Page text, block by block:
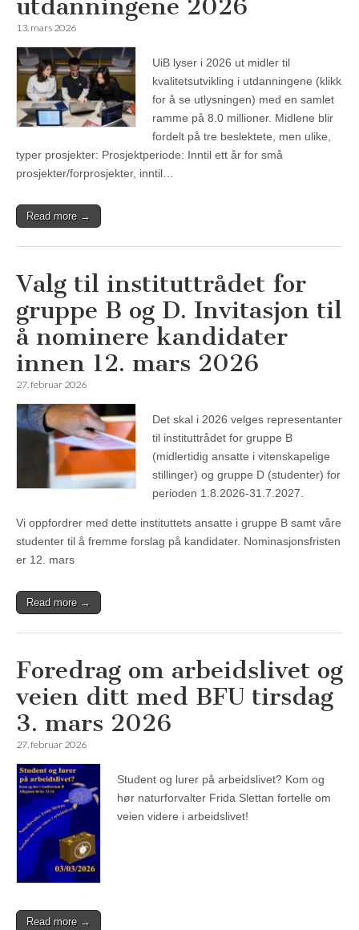
utdanningene 2026
13. mars 2026
UiB lyser i 2026 ut midler til
kvalitetsutvikling i utdanningene (klikk
for å se utlysningen) med en samlet
ramme på 8.0 millioner. Midlene blir
fordelt på tre beslektete, men ulike,
typer prosjekter: Prosjektperiode: Inntil ett år for små
prosjekter/forprosjekter, inntil…
Read more →
Valg til instituttrådet for
gruppe B og D. Invitasjon til
å nominere kandidater
innen 12. mars 2026
27. februar 2026
Det skal i 2026 velges representanter
til instituttrådet for gruppe B
(midlertidig ansatte i vitenskapelige
stillinger) og gruppe D (studenter) for
perioden 1.8.2026-31.7.2027.
Vi oppfordrer med dette instituttets ansatte i gruppe B samt våre
studenter til å fremme forslag på kandidater. Nominasjonsfristen
er 12. mars
Read more →
Foredrag om arbeidslivet og
veien ditt med BFU tirsdag
3. mars 2026
27. februar 2026
Student og lurer på arbeidslivet? Kom og
hør naturforvalter Frida Slettan fortelle om
veien videre i arbeidslivet!
Read more →